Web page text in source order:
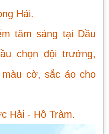
Hải.
tâm sáng tại Dầu
chọn đội trưởng,
cờ, sắc áo cho
Hải - Hồ Tràm.